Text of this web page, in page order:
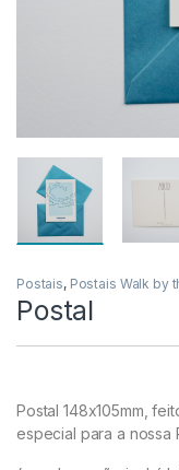
Postais, Postais Walk by
Postal
Postal 148x105mm,
especial para a nossa